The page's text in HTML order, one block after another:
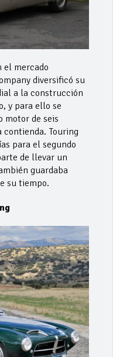
el mercado
diversificó su
a la construcción
y para ello se
motor de seis
contienda. Touring
para el segundo
de llevar un
guardaba
su tiempo.